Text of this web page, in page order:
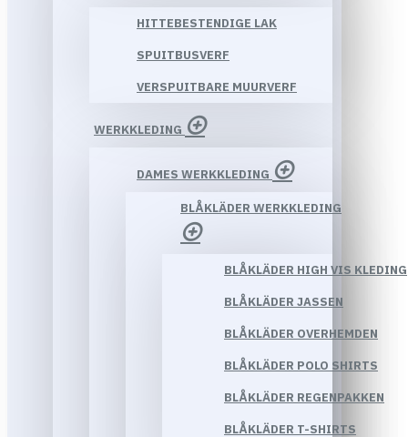
HITTEBESTENDIGE LAK
SPUITBUSVERF
VERSPUITBARE MUURVERF
WERKKLEDING
DAMES WERKKLEDING
BLÅKLÄDER WERKKLEDING
BLÅKLÄDER HIGH VIS KLEDING
BLÅKLÄDER JASSEN
BLÅKLÄDER OVERHEMDEN
BLÅKLÄDER POLO SHIRTS
BLÅKLÄDER REGENPAKKEN
BLÅKLÄDER T-SHIRTS